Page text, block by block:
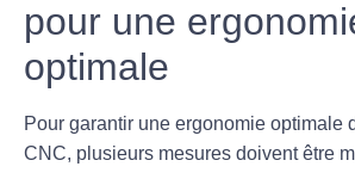
pour une
optimale
Pour garantir une ergonomie optimale
CNC, plusieurs mesures doivent être